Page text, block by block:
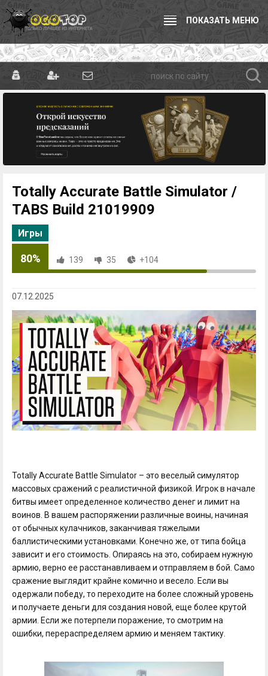
ПОКАЗАТЬ МЕНЮ
Totally Accurate Battle Simulator /
TABS Build 21019909
Игры
80% 139 35 +104
07.12.2025
Totally Accurate Battle Simulator – это веселый симулятор
массовых сражений с реалистичной физикой. Игрок в начале
битвы имеет определенное количество денег и лимит на
воинов. В вашем распоряжении различные воины, начиная
от обычных кулачников, заканчивая тяжелыми
баллистическими установками. Конечно же, от типа бойца
зависит и его стоимость. Опираясь на это, собираем нужную
армию, верно ее расстанавливаем и отправляем в бой. Само
сражение выглядит крайне комично и весело. Если вы
одержали победу, то переходите на более сложный уровень
и получаете деньги для создания новой, еще более крутой
армии. Если же потерпели поражение, то смотрим на
ошибки, перераспределяем армию и меняем тактику.